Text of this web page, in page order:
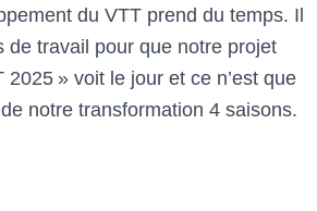
du VTT prend du temps. Il
de travail pour que notre projet
2025 » voit le jour et ce n’est que
notre transformation 4 saisons.